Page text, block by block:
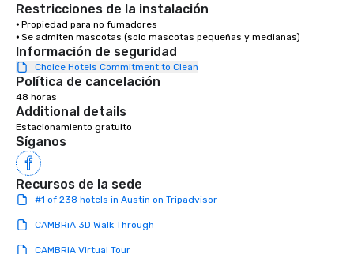
Restricciones de la instalación
⦁ Propiedad para no fumadores
⦁ Se admiten mascotas (solo mascotas pequeñas y medianas)
Información de seguridad
Choice Hotels Commitment to Clean
Política de cancelación
48 horas
Additional details
Estacionamiento gratuito
Síganos
Recursos de la sede
#1 of 238 hotels in Austin on Tripadvisor
CAMBRiA 3D Walk Through
CAMBRiA Virtual Tour